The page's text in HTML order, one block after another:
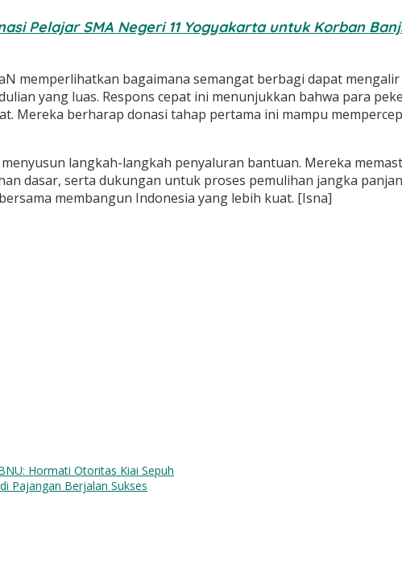
Pelajar SMA Negeri 11 Yogyakarta untuk Korban
memperlihatkan bagaimana semangat berbagi dapat
yang luas. Respons cepat ini menunjukkan bahwa para
Mereka berharap donasi tahap pertama ini mampu
menyusun langkah-langkah penyaluran bantuan. Mereka
dasar, serta dukungan untuk proses pemulihan jangka
membangun Indonesia yang lebih kuat. [Isna]
Hormati Otoritas Kiai Sepuh
Pajangan Berjalan Sukses